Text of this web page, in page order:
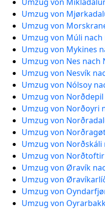
Umzug von
Umzug von
Umzug von Múli nach
Umzug von Mykines
Umzug von Nes nach
Umzug von Nesvík
Umzug von Nólsoy
Umzug von
Umzug von Norðoyri
Umzug von
Umzug von
Umzug von Norðskáli
Umzug von
Umzug von Øravík
Umzug von
Umzug von
Umzug von